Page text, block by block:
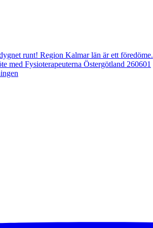
runt! Region Kalmar län är ett föredöme.
med Fysioterapeuterna Östergötland 260601